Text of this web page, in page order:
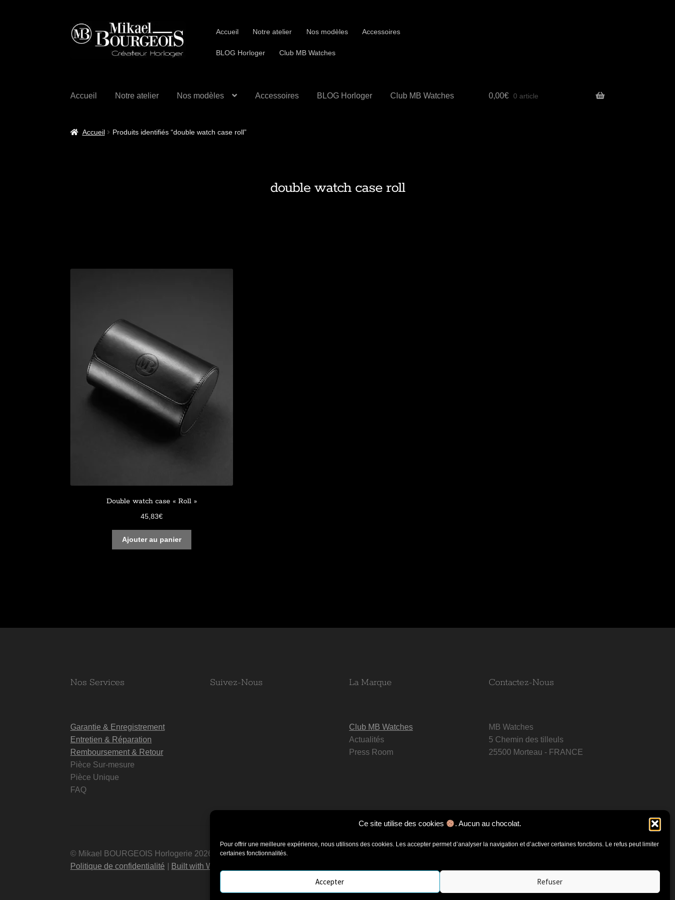
Ce site utilise des cookies . Aucun au chocolat.
Pour offrir une meilleure expérience, nous utilisons des cookies. Les accepter permet d’analyser la navigation et d’activer certaines fonctions. Le refus peut limiter
certaines fonctionnalités.
Accepter Refuser
Accueil Notre atelier Nos modèles Accessoires
BLOG Horloger Club MB Watches
Accueil Notre atelier Nos modèles Accessoires BLOG Horloger Club MB Watches 0,00€ 0 article
Accueil Produits identifiés “double watch case roll”
double watch case roll
Double watch case « Roll »
45,83€
Ajouter au panier
Nos Services
Garantie & Enregistrement
Entretien & Réparation
Remboursement & Retour
Pièce Sur-mesure
Pièce Unique
FAQ
Suivez-Nous La Marque
Club MB Watches
Actualités
Press Room
Contactez-Nous
MB Watches
5 Chemin des tilleuls
25500 Morteau - FRANCE
© Mikael BOURGEOIS Horlogerie 2026
Politique de confidentialité
Built with WooCommerce